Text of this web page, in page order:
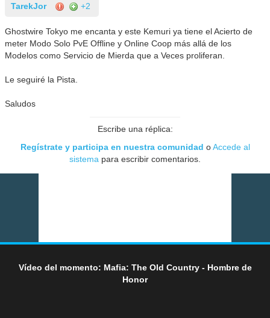
TarekJor +2
Ghostwire Tokyo me encanta y este Kemuri ya tiene el Acierto de
meter Modo Solo PvE Offline y Online Coop más allá de los
Modelos como Servicio de Mierda que a Veces proliferan.
Le seguiré la Pista.
Saludos
Escribe una réplica:
Regístrate y participa en nuestra comunidad oAccede al
sistema para escribir comentarios.
Vídeo del momento: Mafia: The Old Country - Hombre de
Honor